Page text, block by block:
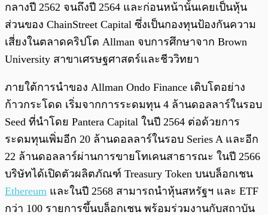
กลางปี 2562 จนถึงปี 2564 และก่อนหน้านั้นเคยเป็นหุ้น
ส่วนของ ChainStreet Capital ซึ่งเป็นกองทุนป้องกันความ
เสี่ยงในตลาดคริปโต Allman จบการศึกษาจาก Brown
University สาขาเศรษฐศาสตร์และชีววิทยา
ภายใต้การนำของ Allman Ondo Finance เติบโตอย่าง
ก้าวกระโดด เริ่มจากการระดมทุน 4 ล้านดอลลาร์ในรอบ
Seed ที่นำโดย Pantera Capital ในปี 2564 ต่อด้วยการ
ระดมทุนเพิ่มอีก 20 ล้านดอลลาร์ในรอบ Series A และอีก
22 ล้านดอลลาร์ผ่านการขายโทเคนสาธารณะ ในปี 2566
บริษัทได้เปิดตัวผลิตภัณฑ์ Treasury Token บนบล็อกเชน
Ethereum และในปี 2568 สามารถนำหุ้นสหรัฐฯ และ ETF
กว่า 100 รายการขึ้นบล็อกเชน พร้อมร่วมงานกับสถาบัน